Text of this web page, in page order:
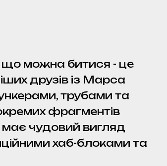
що можна битися - це
друзів із Марса
трубами та
фрагментів
чудовий вигляд
хаб-блоками та